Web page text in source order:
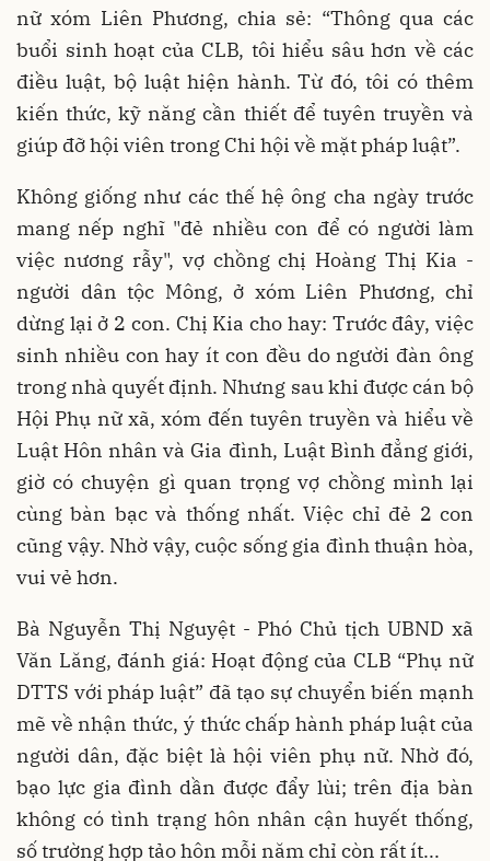
nữ xóm Liên Phương, chia sẻ: “Thông qua các
buổi sinh hoạt của CLB, tôi hiểu sâu hơn về các
điều luật, bộ luật hiện hành. Từ đó, tôi có thêm
kiến thức, kỹ năng cần thiết để tuyên truyền và
giúp đỡ hội viên trong Chi hội về mặt pháp luật”.
Không giống như các thế hệ ông cha ngày trước
mang nếp nghĩ "đẻ nhiều con để có người làm
việc nương rẫy", vợ chồng chị Hoàng Thị Kia -
người dân tộc Mông, ở xóm Liên Phương, chỉ
dừng lại ở 2 con. Chị Kia cho hay: Trước đây, việc
sinh nhiều con hay ít con đều do người đàn ông
trong nhà quyết định. Nhưng sau khi được cán bộ
Hội Phụ nữ xã, xóm đến tuyên truyền và hiểu về
Luật Hôn nhân và Gia đình, Luật Bình đẳng giới,
giờ có chuyện gì quan trọng vợ chồng mình lại
cùng bàn bạc và thống nhất. Việc chỉ đẻ 2 con
cũng vậy. Nhờ vậy, cuộc sống gia đình thuận hòa,
vui vẻ hơn.
Bà Nguyễn Thị Nguyệt - Phó Chủ tịch UBND xã
Văn Lăng, đánh giá: Hoạt động của CLB “Phụ nữ
DTTS với pháp luật” đã tạo sự chuyển biến mạnh
mẽ về nhận thức, ý thức chấp hành pháp luật của
người dân, đặc biệt là hội viên phụ nữ. Nhờ đó,
bạo lực gia đình dần được đẩy lùi; trên địa bàn
không có tình trạng hôn nhân cận huyết thống,
số trường hợp tảo hôn mỗi năm chỉ còn rất ít...